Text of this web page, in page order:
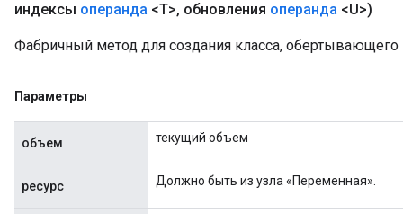
индексы операнда <T>, обновления операнда <U>)
Фабричный метод для создания класса,
Параметры
объем текущий объем
ресурс Должно быть из узла «Переменная».